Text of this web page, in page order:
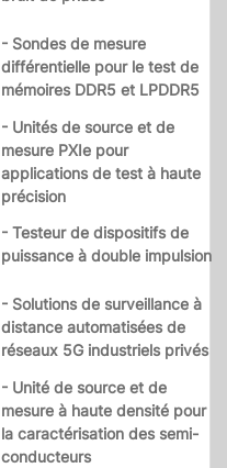
- Sondes de mesure
différentielle pour le test de
mémoires DDR5 et LPDDR5
- Unités de source et de
mesure PXIe pour
applications de test à haute
précision
- Testeur de dispositifs de
puissance à double impulsion
- Solutions de surveillance à
distance automatisées de
réseaux 5G industriels privés
- Unité de source et de
mesure à haute densité pour
la caractérisation des semi-
conducteurs